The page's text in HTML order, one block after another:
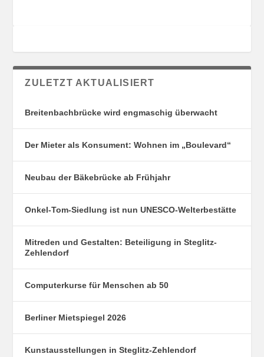
ZULETZT AKTUALISIERT
Breitenbachbrücke wird engmaschig überwacht
Der Mieter als Konsument: Wohnen im „Boulevard“
Neubau der Bäkebrücke ab Frühjahr
Onkel-Tom-Siedlung ist nun UNESCO-Welterbestätte
Mitreden und Gestalten: Beteiligung in Steglitz-
Zehlendorf
Computerkurse für Menschen ab 50
Berliner Mietspiegel 2026
Kunstausstellungen in Steglitz-Zehlendorf